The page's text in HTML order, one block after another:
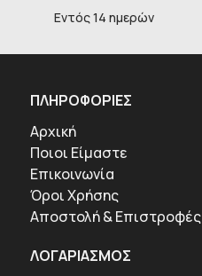
Εντός 14 ημερών
ΠΛΗΡΟΦΟΡΙΕΣ
Αρχική
Ποιοι Είμαστε
Επικοινωνία
Όροι Χρήσης
Αποστολή & Επιστροφές
ΛΟΓΑΡΙΑΣΜΟΣ